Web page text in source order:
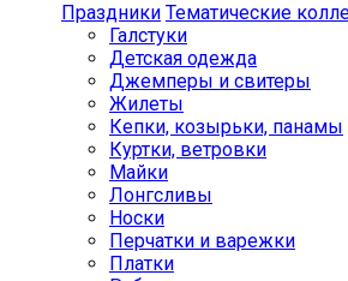
Праздники Тематические
Галстуки
Детская одежда
Джемперы и свитеры
Жилеты
Кепки, козырьки, панамы
Куртки, ветровки
Майки
Лонгсливы
Носки
Перчатки и варежки
Платки